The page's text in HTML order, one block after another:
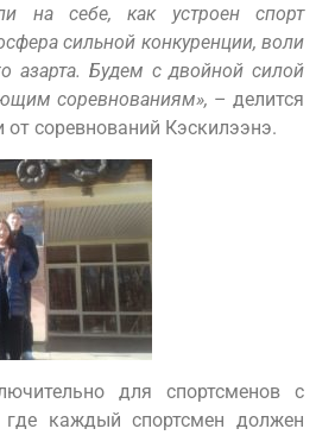
на себе, как устроен спорт
сильной конкуренции, воли
азарта. Будем с двойной силой
соревнованиям», – делится
соревнований Кэскилээнэ.
для спортсменов с
где каждый спортсмен должен